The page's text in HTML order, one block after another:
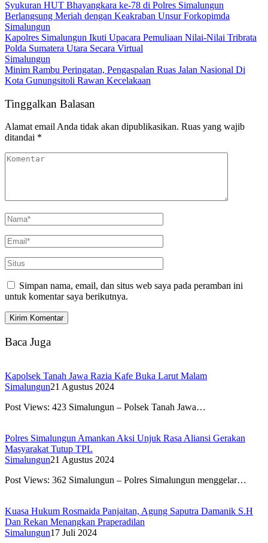
Syukuran HUT Bhayangkara ke-78 di Polres Simalungun
Berlangsung Meriah dengan Keakraban Unsur Forkopimda
Simalungun
Kapolres Simalungun Ikuti Upacara Pemuliaan Nilai-Nilai Tribrata
Polda Sumatera Utara Secara Virtual
Simalungun
Minim Rambu Peringatan, Pengaspalan Ruas Jalan Nasional Di
Kota Gunungsitoli Rawan Kecelakaan
Tinggalkan Balasan
Alamat email Anda tidak akan dipublikasikan. Ruas yang wajib
ditandai *
Simpan nama, email, dan situs web saya pada peramban ini
untuk komentar saya berikutnya.
Baca Juga
Kapolsek Tanah Jawa Razia Kafe Buka Larut Malam
Simalungun21 Agustus 2024
Post Views: 423 Simalungun – Polsek Tanah Jawa…
Polres Simalungun Amankan Aksi Unjuk Rasa Aliansi Gerakan
Masyarakat Tutup TPL
Simalungun21 Agustus 2024
Post Views: 362 Simalungun – Polres Simalungun menggelar…
Kuasa Hukum Rosmaida Panjaitan, Agung Saputra Damanik S.H
Dan Rekan Menangkan Praperadilan
Simalungun17 Juli 2024